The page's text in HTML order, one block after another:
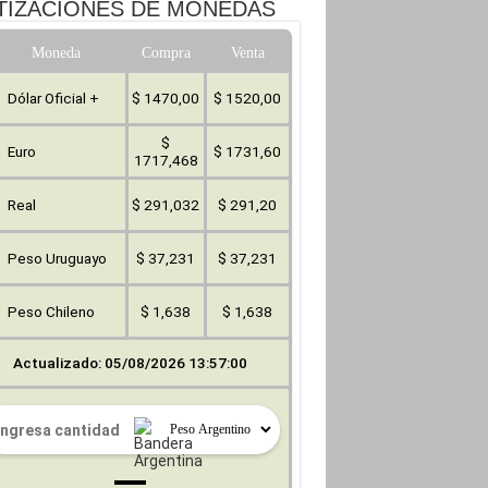
DE MONEDAS
Moneda Compra Venta
Dólar Oficial + $ 1470,00 $ 1520,00
Euro
$
1717,468
$ 1731,60
Real $ 291,032 $ 291,20
Peso Uruguayo $ 37,231 $ 37,231
Peso Chileno $ 1,638 $ 1,638
Actualizado: 05/08/2026 13:57:00